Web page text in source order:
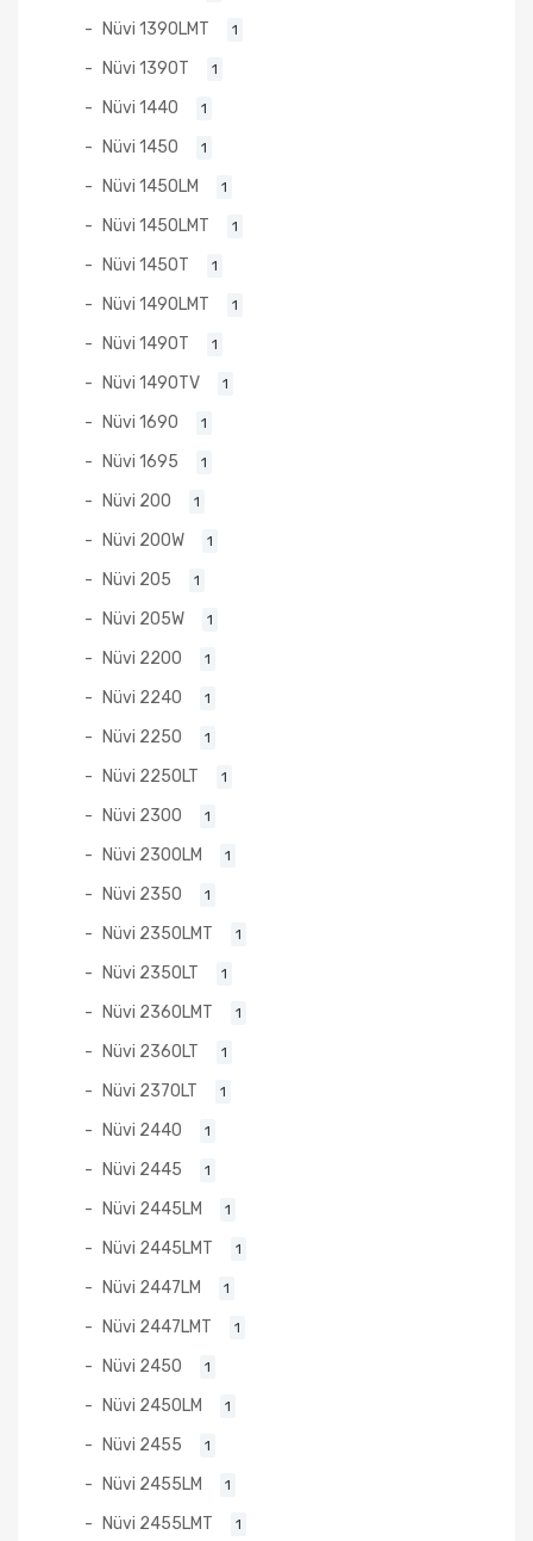
Nüvi 1390LMT 1
Nüvi 1390T 1
Nüvi 1440 1
Nüvi 1450 1
Nüvi 1450LM 1
Nüvi 1450LMT 1
Nüvi 1450T 1
Nüvi 1490LMT 1
Nüvi 1490T 1
Nüvi 1490TV 1
Nüvi 1690 1
Nüvi 1695 1
Nüvi 200 1
Nüvi 200W 1
Nüvi 205 1
Nüvi 205W 1
Nüvi 2200 1
Nüvi 2240 1
Nüvi 2250 1
Nüvi 2250LT 1
Nüvi 2300 1
Nüvi 2300LM 1
Nüvi 2350 1
Nüvi 2350LMT 1
Nüvi 2350LT 1
Nüvi 2360LMT 1
Nüvi 2360LT 1
Nüvi 2370LT 1
Nüvi 2440 1
Nüvi 2445 1
Nüvi 2445LM 1
Nüvi 2445LMT 1
Nüvi 2447LM 1
Nüvi 2447LMT 1
Nüvi 2450 1
Nüvi 2450LM 1
Nüvi 2455 1
Nüvi 2455LM 1
Nüvi 2455LMT 1